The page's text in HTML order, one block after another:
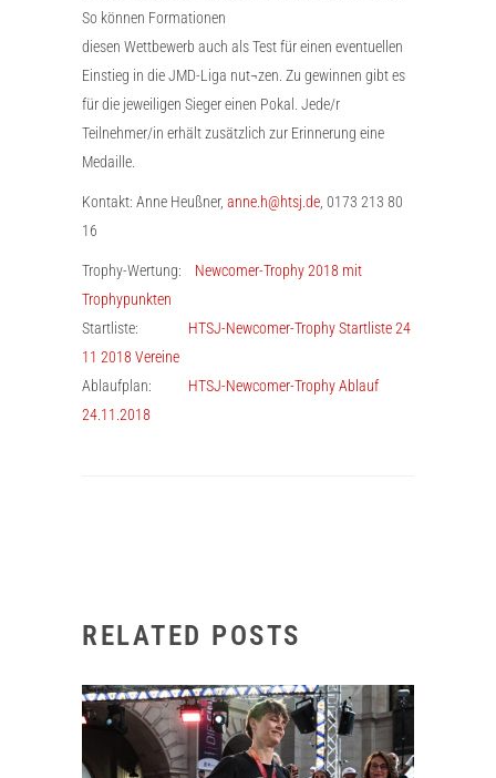
So können Formationen
diesen Wettbewerb auch als Test für einen eventuellen
Einstieg in die JMD-Liga nut¬zen. Zu gewinnen gibt es
für die jeweiligen Sieger einen Pokal. Jede/r
Teilnehmer/in erhält zusätzlich zur Erinnerung eine
Medaille.
Kontakt: Anne Heußner, anne.h@htsj.de , 0173 213 80
16
Trophy-Wertung: Newcomer-Trophy 2018 mit
Trophypunkten
Startliste: HTSJ-Newcomer-Trophy Startliste 24
11 2018 Vereine
Ablaufplan: HTSJ-Newcomer-Trophy Ablauf
24.11.2018
RELATED POSTS